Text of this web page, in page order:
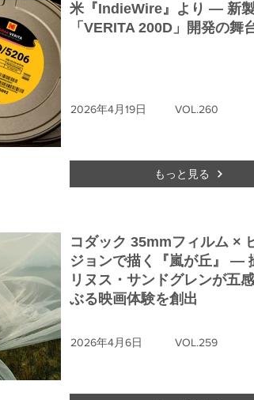
米『IndieWire』より ― 新
「VERITA 200D」開発の舞
2026年4月19日 VOL.260
もっと見る
コダック 35mmフィルム ×
ジョンで描く『嵐が丘』 ―
リヌス・サンドグレンが五
ぶる映画体験を創出
2026年4月6日 VOL.259